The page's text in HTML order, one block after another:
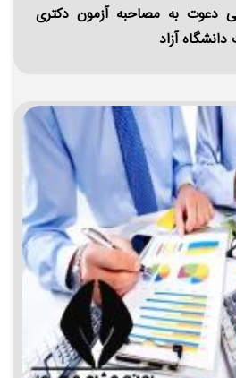
دعوت به مصاحبه آزمون دکتری
آزاد